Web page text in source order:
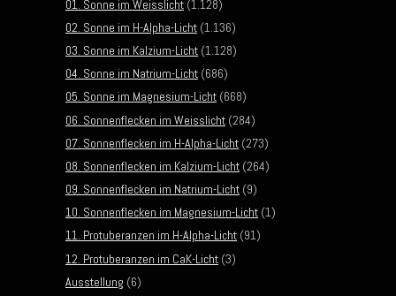
01. Sonne im Weisslicht (1.128)
02. Sonne im H-Alpha-Licht (1.136)
03. Sonne im Kalzium-Licht (1.128)
04. Sonne im Natrium-Licht (686)
05. Sonne im Magnesium-Licht (668)
06. Sonnenflecken im Weisslicht (284)
07. Sonnenflecken im H-Alpha-Licht (273)
08. Sonnenflecken im Kalzium-Licht (264)
09. Sonnenflecken im Natrium-Licht (9)
10. Sonnenflecken im Magnesium-Licht (1)
11. Protuberanzen im H-Alpha-Licht (91)
12. Protuberanzen im CaK-Licht (3)
Ausstellung (6)